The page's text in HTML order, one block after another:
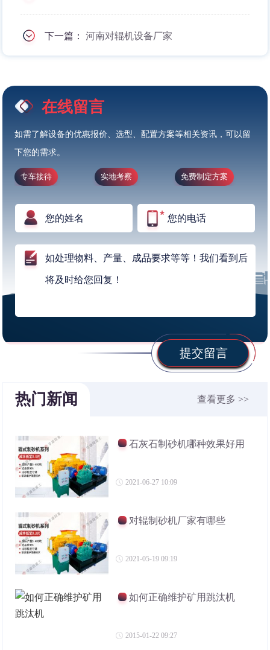
下一篇：河南对辊机设备厂家
在线留言
如需了解设备的优惠报价、选型、配置方案等相关资讯，可以留
下您的需求。
专车接待 实地考察 免费制定方案
提交留言
热门新闻 查看更多 >>
石灰石制砂机哪种效果好用
2021-06-27 10:09
对辊制砂机厂家有哪些
2021-05-19 09:19
如何正确维护矿用跳汰机
2015-01-22 09:27